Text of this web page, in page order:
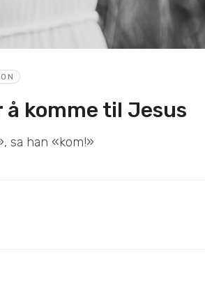
komme til Jesus
sa han «kom!»